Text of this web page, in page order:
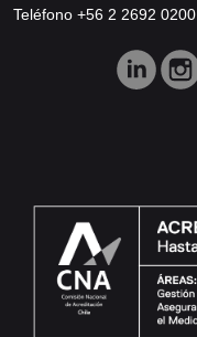
Teléfono +56 2 2692 0200